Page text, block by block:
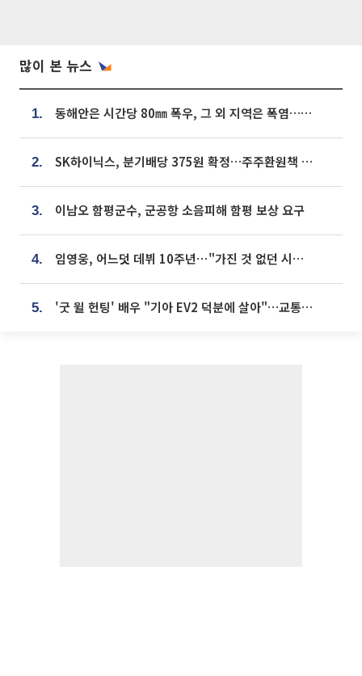
많이 본 뉴스
1. 동해안은 시간당 80㎜ 폭우, 그 외 지역은 폭염…‘극과 극 날씨’
2. SK하이닉스, 분기배당 375원 확정…주주환원책 9월로 앞당겨 발표
3. 이남오 함평군수, 군공항 소음피해 함평 보상 요구
4. 임영웅, 어느덧 데뷔 10주년⋯"가진 것 없던 시절, 내 앞엔 20명의 팬뿐"
5. '굿 윌 헌팅' 배우 "기아 EV2 덕분에 살아"…교통사고 후 안전성 극찬